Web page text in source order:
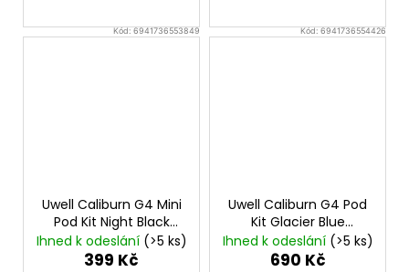
Kód: 6941736553849
Uwell Caliburn G4 Mini
Pod Kit Night Black
Elektronická cigareta
Ihned k odeslání (>5 ks)
399 Kč
Kód: 6941736554426
Uwell Caliburn G4 Pod
Kit Glacier Blue
Elektronická cigareta
Ihned k odeslání (>5 ks)
690 Kč